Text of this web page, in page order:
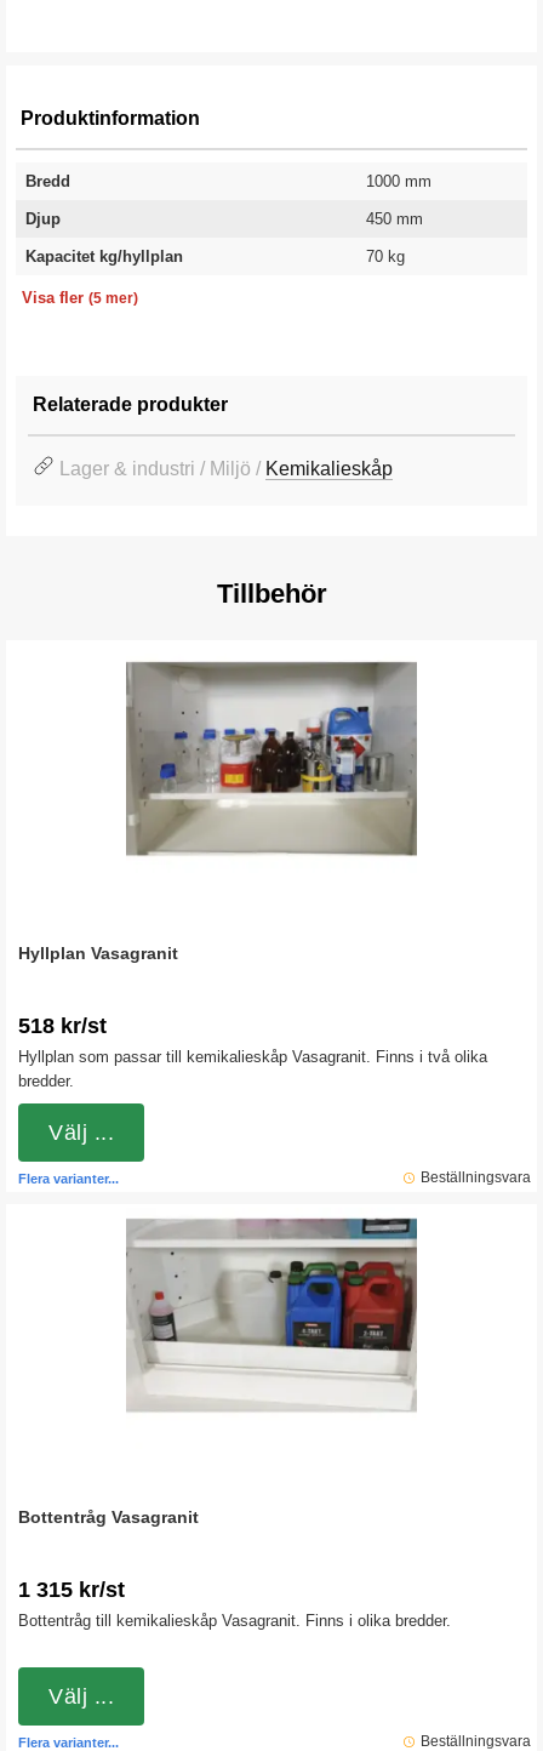
Produktinformation
Bredd 1000 mm
Djup 450 mm
Kapacitet kg/hyllplan
70 kg
Visa fler (5 mer)
Relaterade produkter
Lager & industri / Miljö / Kemikalieskåp
Tillbehör
Hyllplan Vasagranit
518 kr/st
Hyllplan som passar till kemikalieskåp Vasagranit. Finns i två olika
bredder.
Beställningsvara
Flera varianter...
Välj ...
Bottentråg Vasagranit
1 315 kr/st
Bottentråg till kemikalieskåp Vasagranit. Finns i olika bredder.
Beställningsvara
Flera varianter...
Välj ...